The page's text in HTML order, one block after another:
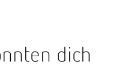
dich